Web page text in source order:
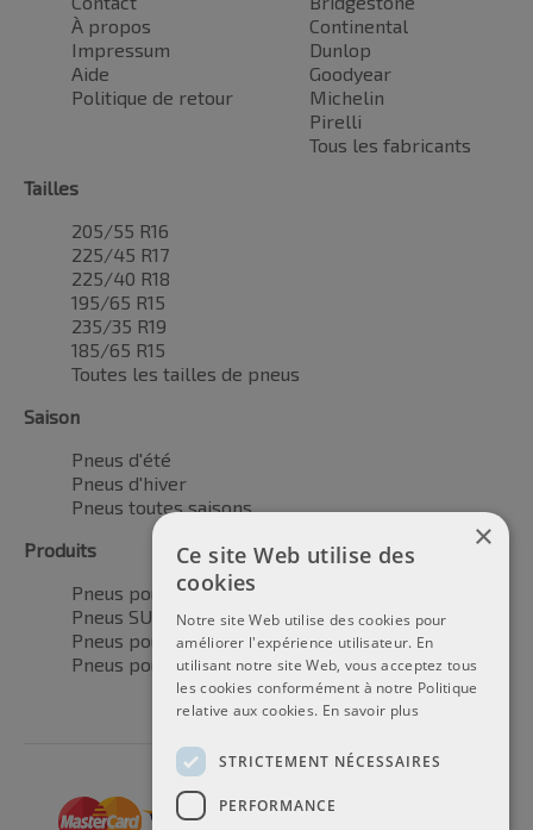
À propos
Impressum
Aide
Politique de retour
Continental
Dunlop
Goodyear
Michelin
Pirelli
Tous les fabricants
Tailles
205/55 R16
225/45 R17
225/40 R18
195/65 R15
235/35 R19
185/65 R15
Toutes les tailles de pneus
Saison
Pneus d'été
Pneus d'hiver
Pneus toutes saisons
Produits
Pneus pour voitures
Pneus SUV / 4x4
Pneus pour camionnettes
Pneus pour motos
×
Ce site Web utilise des
cookies
Notre site Web utilise des cookies pour
améliorer l'expérience utilisateur. En
utilisant notre site Web, vous acceptez tous
les cookies conformément à notre Politique
relative aux cookies. En savoir plus
STRICTEMENT NÉCESSAIRES
PERFORMANCE